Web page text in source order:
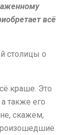
всё
столицы о
краше. Это
также его
скажем,